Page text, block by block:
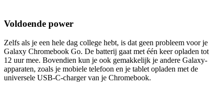
Voldoende power
Zelfs als je een hele dag college hebt, is dat geen probleem voor je
Galaxy Chromebook Go. De batterij gaat met één keer opladen tot
12 uur mee. Bovendien kun je ook gemakkelijk je andere Galaxy-
apparaten, zoals je mobiele telefoon en je tablet opladen met de
universele USB-C-charger van je Chromebook.